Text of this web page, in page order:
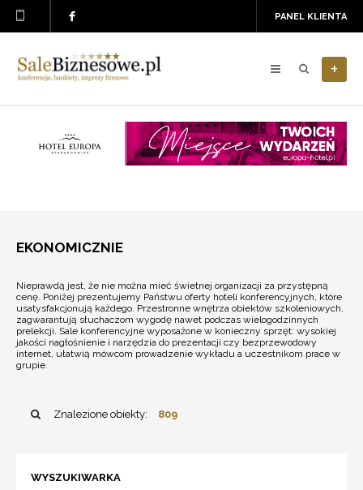
PANEL KLIENTA
+
EKONOMICZNIE
Nieprawdą jest, że nie można mieć świetnej organizacji za przystępną
cenę. Poniżej prezentujemy Państwu oferty hoteli konferencyjnych, które
usatysfakcjonują każdego. Przestronne wnętrza obiektów szkoleniowych,
zagwarantują słuchaczom wygodę nawet podczas wielogodzinnych
prelekcji. Sale konferencyjne wyposażone w konieczny sprzęt: wysokiej
jakości nagłośnienie i narzędzia do prezentacji czy bezprzewodowy
internet, ułatwią mówcom prowadzenie wykładu a uczestnikom prace w
grupie.
Znalezione obiekty: 809
WYSZUKIWARKA